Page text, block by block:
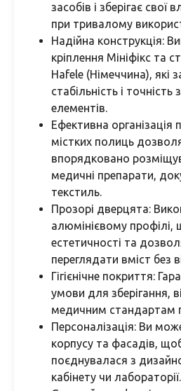
засобів і зберігає свої
при тривалому
Надійна конструкція:
кріплення Мініфікс та
Hafele (Німеччина), які
стабільність і точність
елементів.
Ефективна організація
містких полиць
впорядковано
медичні препарати,
текстиль.
Прозорі дверцята:
алюмінієвому профілі,
естетичності та
переглядати вміст без
Гігієнічне покриття:
умови для зберігання,
медичним стандартам
Персоналізація: Ви
корпусу та фасадів,
поєднувалася з
кабінету чи лабораторії.